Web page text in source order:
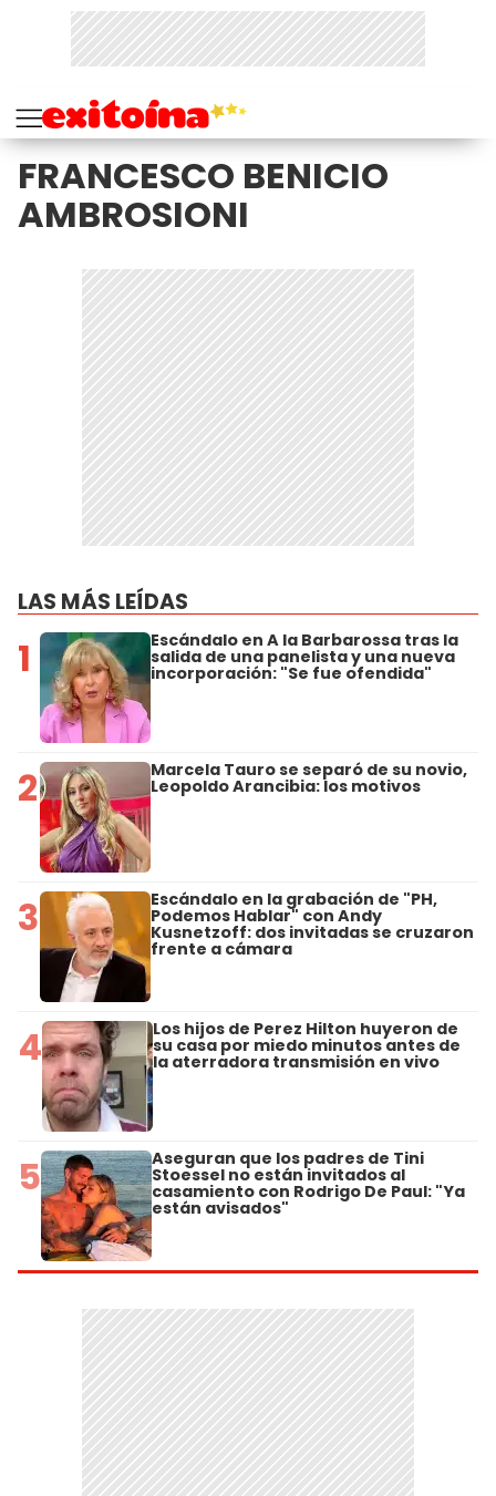
FRANCESCO BENICIO
AMBROSIONI
LAS MÁS LEÍDAS
1 Escándalo en A la Barbarossa tras la
salida de una panelista y una nueva
incorporación: "Se fue ofendida"
2 Marcela Tauro se separó de su novio,
Leopoldo Arancibia: los motivos
3 Escándalo en la grabación de "PH,
Podemos Hablar" con Andy
Kusnetzoff: dos invitadas se cruzaron
frente a cámara
4 Los hijos de Perez Hilton huyeron de
su casa por miedo minutos antes de
la aterradora transmisión en vivo
5 Aseguran que los padres de Tini
Stoessel no están invitados al
casamiento con Rodrigo De Paul: "Ya
están avisados"